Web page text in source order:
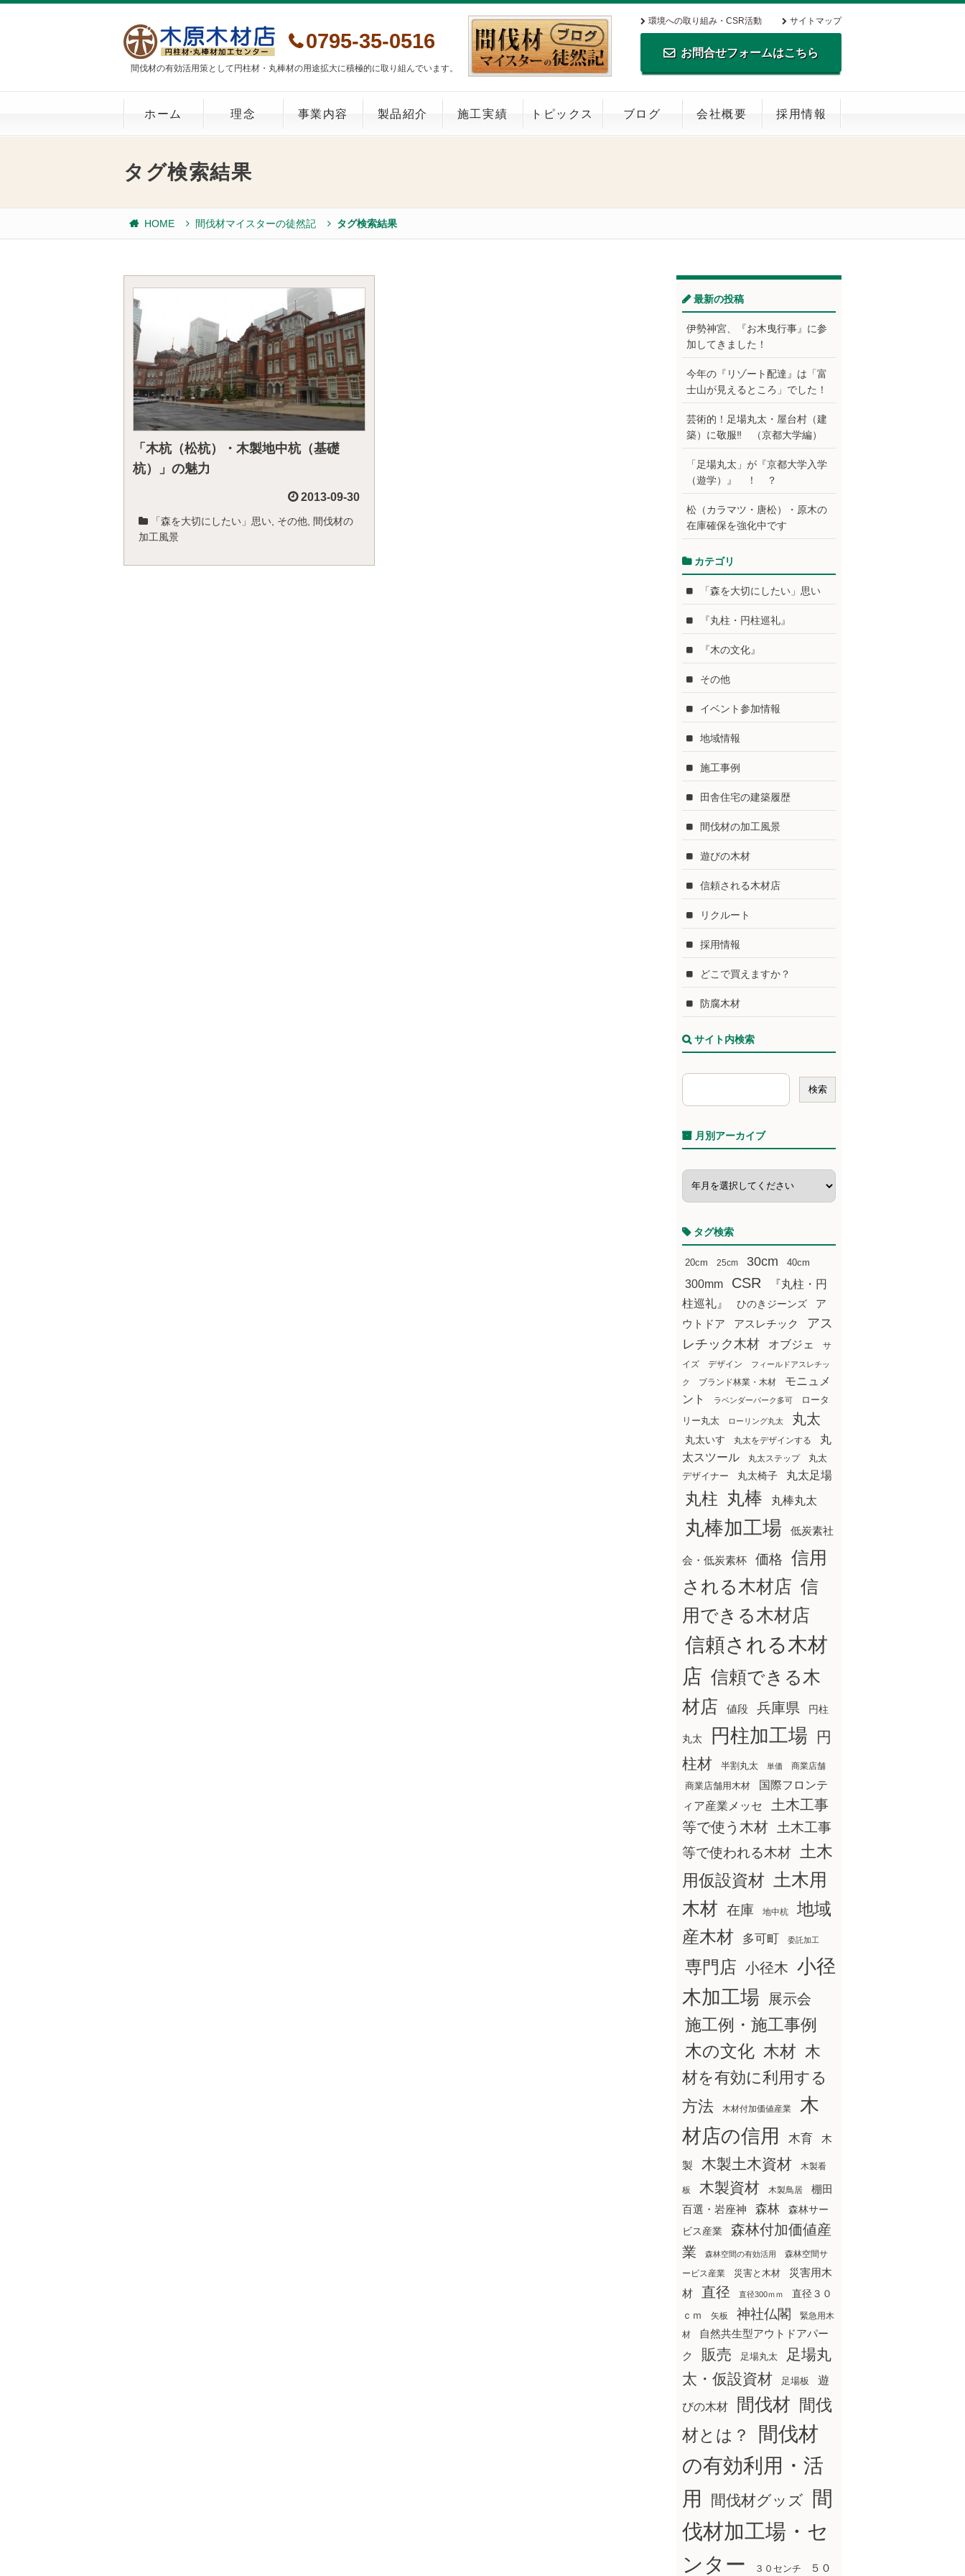
間伐材の有効活用策として円柱材・丸棒材の用途拡大に積極的に取り組んでいます。
0795-35-0516
環境への取り組み・CSR活動 サイトマップ
お問合せフォームはこちら
TEL.0795-35-0516 FAX.0795-35-
0269
ホーム 理念 事業内容 製品紹介 施工実績 トピックス ブログ 会社概要 採用情報
タグ検索結果
HOME 間伐材マイスターの徒然記 タグ検索結果
「木杭（松杭）・木製地中杭（基礎
杭）」の魅力
2013-09-30
「森を大切にしたい」思い その他
間伐材の
加工風景
最新の投稿
伊勢神宮、『お木曳行事』に参
加してきました！
今年の『リゾート配達』は「富
士山が見えるところ」でした！
芸術的！足場丸太・屋台村（建
築）に敬服‼ （京都大学編）
「足場丸太」が『京都大学入学
（遊学）』 ！ ？
松（カラマツ・唐松）・原木の
在庫確保を強化中です
カテゴリ
「森を大切にしたい」思い
『丸柱・円柱巡礼』
『木の文化』
その他
イベント参加情報
地域情報
施工事例
田舎住宅の建築履歴
間伐材の加工風景
遊びの木材
信頼される木材店
リクルート
採用情報
どこで買えますか？
防腐木材
サイト内検索
月別アーカイブ
タグ検索
20cm 25cm 30cm 40cm
300mm CSR
『丸柱・円
柱巡礼』
ひのきジーンズ
ア
ウトドア
アスレチック
アス
レチック木材
オブジェ
サ
イズ
デザイン フィールドアスレチッ
ク ブランド林業・木材
モニュメ
ント
ラベンダーパーク多可
ロータ
リー丸太
ローリング丸太 丸太
丸太いす 丸太をデザインする
丸
太スツール
丸太ステップ
丸太
デザイナー
丸太椅子 丸太足場
丸柱 丸棒 丸棒丸太
丸棒加工場 低炭素社
会・低炭素杯 価格
信用
される木材店 信
用できる木材店
信頼される木材
店 信頼できる木
材店
値段 兵庫県 円柱
丸太 円柱加工場
円
柱材
半割丸太 単価 商業店舗
商業店舗用木材
国際フロンテ
ィア産業メッセ
土木工事
等で使う木材
土木工事
等で使われる木材
土木
用仮設資材 土木用
木材 在庫 地中杭
地域
産木材
多可町 委託加工
専門店 小径木 小径
木加工場
展示会
施工例・施工事例
木の文化 木材 木
材を有効に利用する
方法
木材付加価値産業
木
材店の信用
木育 木
製 木製土木資材 木製看
板 木製資材 木製鳥居
棚田
百選・岩座神
森林
森林サー
ビス産業
森林付加価値産
業
森林空間の有効活用
森林空間サ
ービス産業
災害と木材
災害用木
材
直径 直径300ｍｍ
直径３０
ｃｍ
矢板 神社仏閣
緊急用木
材
自然共生型アウトドアパー
ク
販売 足場丸太
足場丸
太・仮設資材
足場板 遊
びの木材 間伐材 間伐
材とは？
間伐材
の有効利用・活
用
間伐材グッズ
間
伐材加工場・セ
ンター
３０センチ ５０